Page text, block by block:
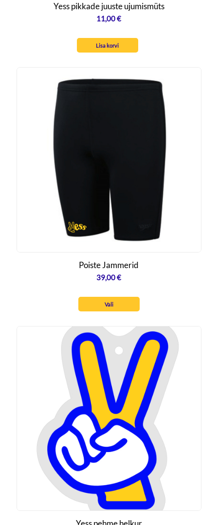
Yess pikkade juuste ujumismüts
11,00€
Lisa korvi
Poiste Jammerid
39,00€
Vali